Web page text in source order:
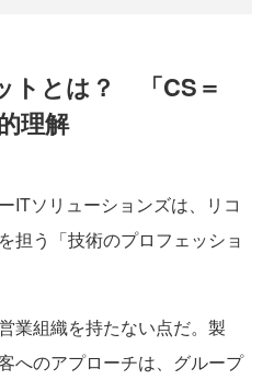
トとは？ 「CS＝
理解
ITソリューションズは、リコ
担う「技術のプロフェッショ
業組織を持たない点だ。製
へのアプローチは、グループ